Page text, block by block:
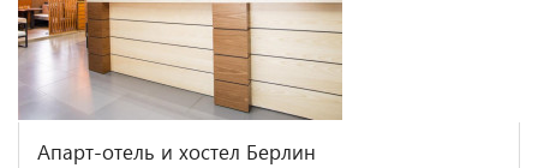
Апарт-отель и хостел Берлин